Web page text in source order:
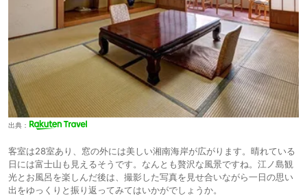
出典：
客室は28室あり、窓の外には美しい湘南海岸が広がります。晴れている
日には富士山も見えるそうです。なんとも贅沢な風景ですね。江ノ島観
光とお風呂を楽しんだ後は、撮影した写真を見せ合いながら一日の思い
出をゆっくりと振り返ってみてはいかがでしょうか。